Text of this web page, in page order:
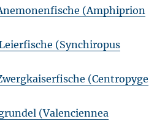
(Amphiprion
(Synchiropus
(Centropyge
(Valenciennea